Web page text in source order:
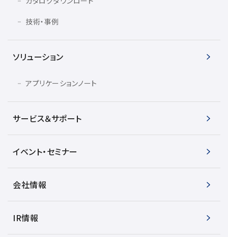
技術・事例
ソリューション
アプリケーションノート
サービス＆サポート
イベント・セミナー
会社情報
IR情報